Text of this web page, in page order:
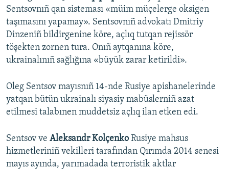
Sentsovnıñ qan sisteması «müim müçelerge oksigen
taşımasını yapamay». Sentsovnıñ advokatı Dmitriy
Dinzeniñ bildirgenine köre, açlıq tutqan rejissör
töşekten zornen tura. Onıñ aytqanına köre,
ukrainalınıñ sağlığına «büyük zarar ketirildi».
Oleg Sentsov mayısnıñ 14-nde Rusiye apishanelerinde
yatqan bütün ukrainalı siyasiy mabüslerniñ azat
etilmesi talabınen muddetsiz açlıq ilan etken edi.
Sentsov ve Aleksandr Kolçenko Rusiye mahsus
hizmetleriniñ vekilleri tarafından Qırımda 2014 senesi
mayıs ayında, yarımadada terroristik aktlar